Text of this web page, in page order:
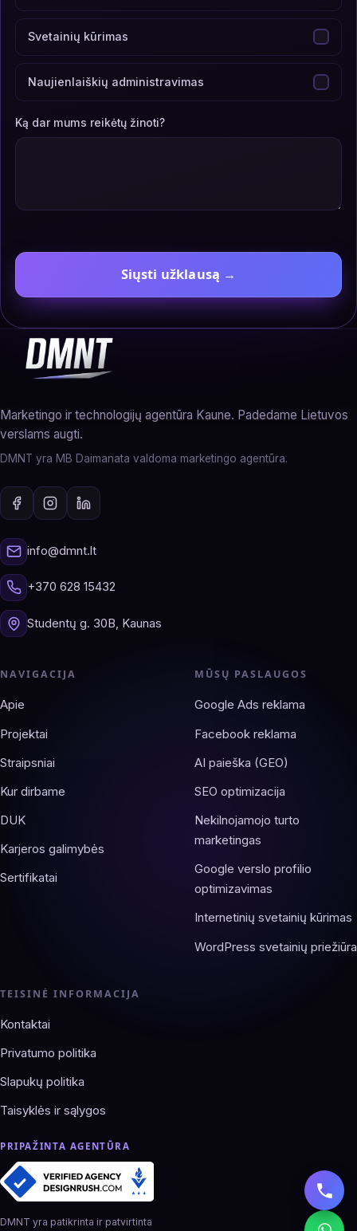
Svetainių kūrimas
Naujienlaiškių administravimas
Ką dar mums reikėtų žinoti?
Siųsti užklausą →
Marketingo ir technologijų agentūra Kaune. Padedame Lietuvos
verslams augti.
DMNT yra MB Daimanata valdoma marketingo agentūra.
info@dmnt.lt
+370 628 15432
Studentų g. 30B, Kaunas
NAVIGACIJA
Apie
Projektai
Straipsniai
Kur dirbame
DUK
Karjeros galimybės
Sertifikatai
MŪSŲ PASLAUGOS
Google Ads reklama
Facebook reklama
AI paieška (GEO)
SEO optimizacija
Nekilnojamojo turto
marketingas
Google verslo profilio
optimizavimas
Internetinių svetainių kūrimas
WordPress svetainių priežiūra
TEISINĖ INFORMACIJA
Kontaktai
Privatumo politika
Slapukų politika
Taisyklės ir sąlygos
PRIPAŽINTA AGENTŪRA
DMNT yra patikrinta ir patvirtinta